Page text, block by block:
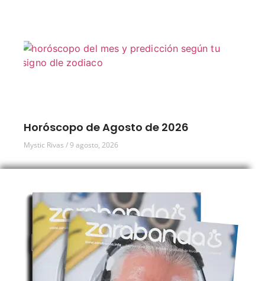
Horóscopo de Agosto de 2026
Mystic Rivas 9 agosto, 2026